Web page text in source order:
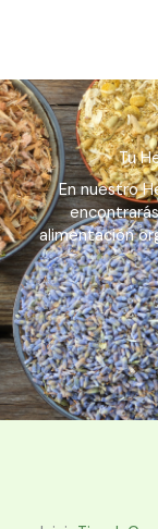
Tu
En nuestro
alimentación